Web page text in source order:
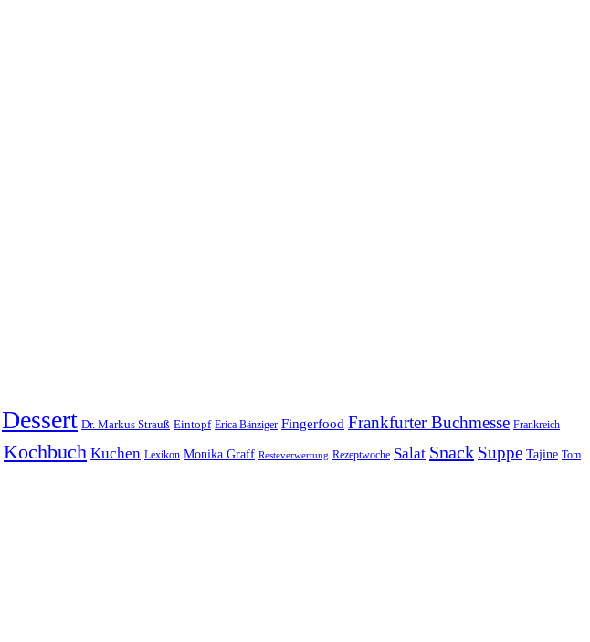
Dessert Dr. Markus Strauß Eintopf Erica Bänziger Fingerfood Frankfurter Buchmesse Frankreich
Kochbuch Kuchen Lexikon Monika Graff Resteverwertung Rezeptwoche Salat Snack Suppe Tajine Tom